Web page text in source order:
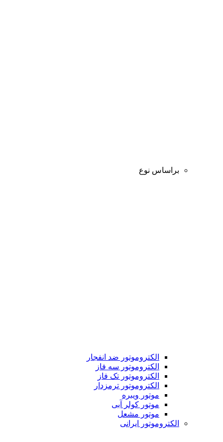
براساس نوع
الکتروموتور ضد انفجار
الکتروموتور سه فاز
الکتروموتور تک فاز
الکتروموتور ترمزدار
موتور ویبره
موتور کولر آبی
موتور مشعل
الکتروموتور ایرانی